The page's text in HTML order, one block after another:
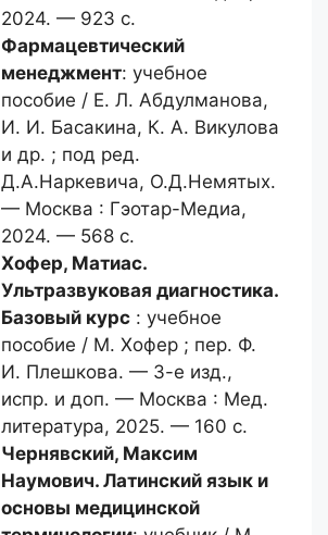
2024. — 923 с.
Фармацевтический
менеджмент: учебное
пособие / Е. Л. Абдулманова,
И. И. Басакина, К. А. Викулова
и др. ; под ред.
Д.А.Наркевича, О.Д.Немятых.
— Москва : Гэотар-Медиа,
2024. — 568 с.
Хофер, Матиас.
Ультразвуковая диагностика.
Базовый курс : учебное
пособие / М. Хофер ; пер. Ф.
И. Плешкова. — 3-е изд.,
испр. и доп. — Москва : Мед.
литература, 2025. — 160 с.
Чернявский, Максим
Наумович. Латинский язык и
основы медицинской